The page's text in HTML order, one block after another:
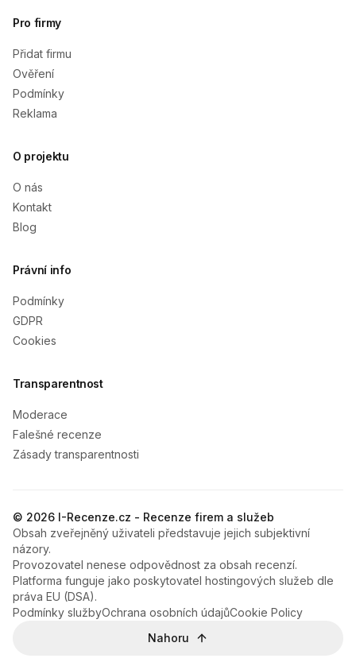
Pro firmy
Přidat firmu
Ověření
Podmínky
Reklama
O projektu
O nás
Kontakt
Blog
Právní info
Podmínky
GDPR
Cookies
Transparentnost
Moderace
Falešné recenze
Zásady transparentnosti
© 2026 I-Recenze.cz - Recenze firem a služeb
Obsah zveřejněný uživateli představuje jejich subjektivní
názory.
Provozovatel nenese odpovědnost za obsah recenzí.
Platforma funguje jako poskytovatel hostingových služeb dle
práva EU (DSA).
Podmínky službyOchrana osobních údajůCookie Policy
Nahoru